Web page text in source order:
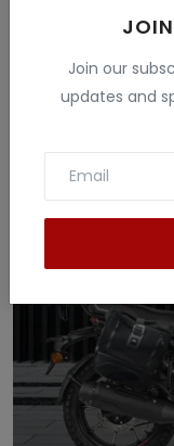
Join our
updates and
Related Posts